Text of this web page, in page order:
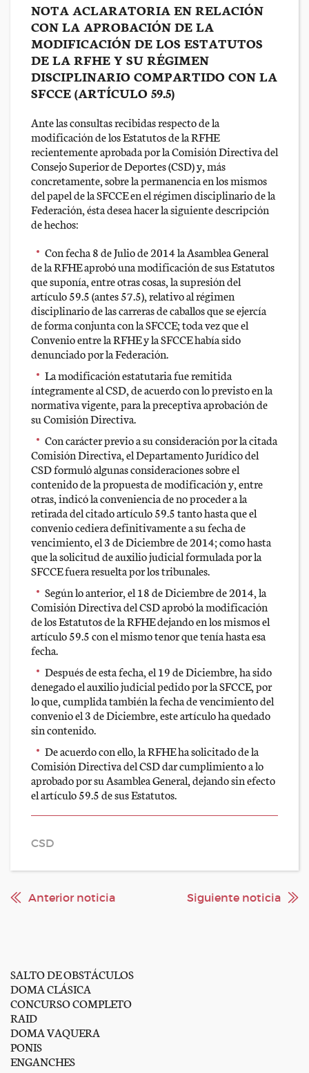
NOTA ACLARATORIA EN RELACIÓN
CON LA APROBACIÓN DE LA
MODIFICACIÓN DE LOS ESTATUTOS
DE LA RFHE Y SU RÉGIMEN
DISCIPLINARIO COMPARTIDO CON LA
SFCCE (ARTÍCULO 59.5)
Ante las consultas recibidas respecto de la
modificación de los Estatutos de la RFHE
recientemente aprobada por la Comisión Directiva del
Consejo Superior de Deportes (CSD) y, más
concretamente, sobre la permanencia en los mismos
del papel de la SFCCE en el régimen disciplinario de la
Federación, ésta desea hacer la siguiente descripción
de hechos:
Con fecha 8 de Julio de 2014 la Asamblea General
de la RFHE aprobó una modificación de sus Estatutos
que suponía, entre otras cosas, la supresión del
artículo 59.5 (antes 57.5), relativo al régimen
disciplinario de las carreras de caballos que se ejercía
de forma conjunta con la SFCCE; toda vez que el
Convenio entre la RFHE y la SFCCE había sido
denunciado por la Federación.
La modificación estatutaria fue remitida
íntegramente al CSD, de acuerdo con lo previsto en la
normativa vigente, para la preceptiva aprobación de
su Comisión Directiva.
Con carácter previo a su consideración por la citada
Comisión Directiva, el Departamento Jurídico del
CSD formuló algunas consideraciones sobre el
contenido de la propuesta de modificación y, entre
otras, indicó la conveniencia de no proceder a la
retirada del citado artículo 59.5 tanto hasta que el
convenio cediera definitivamente a su fecha de
vencimiento, el 3 de Diciembre de 2014; como hasta
que la solicitud de auxilio judicial formulada por la
SFCCE fuera resuelta por los tribunales.
Según lo anterior, el 18 de Diciembre de 2014, la
Comisión Directiva del CSD aprobó la modificación
de los Estatutos de la RFHE dejando en los mismos el
artículo 59.5 con el mismo tenor que tenía hasta esa
fecha.
Después de esta fecha, el 19 de Diciembre, ha sido
denegado el auxilio judicial pedido por la SFCCE, por
lo que, cumplida también la fecha de vencimiento del
convenio el 3 de Diciembre, este artículo ha quedado
sin contenido.
De acuerdo con ello, la RFHE ha solicitado de la
Comisión Directiva del CSD dar cumplimiento a lo
aprobado por su Asamblea General, dejando sin efecto
el artículo 59.5 de sus Estatutos.
CSD
Anterior noticia Siguiente noticia
SALTO DE OBSTÁCULOS
DOMA CLÁSICA
CONCURSO COMPLETO
RAID
DOMA VAQUERA
PONIS
ENGANCHES